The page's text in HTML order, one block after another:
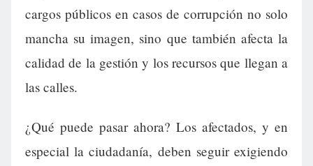
cargos públicos en casos de corrupción no solo
mancha su imagen, sino que también afecta la
calidad de la gestión y los recursos que llegan a
las calles.
¿Qué puede pasar ahora? Los afectados, y en
especial la ciudadanía, deben seguir exigiendo